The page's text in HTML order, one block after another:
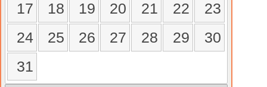
17
18 19 20 21 22
23
24
25 26 27 28 29
30
31